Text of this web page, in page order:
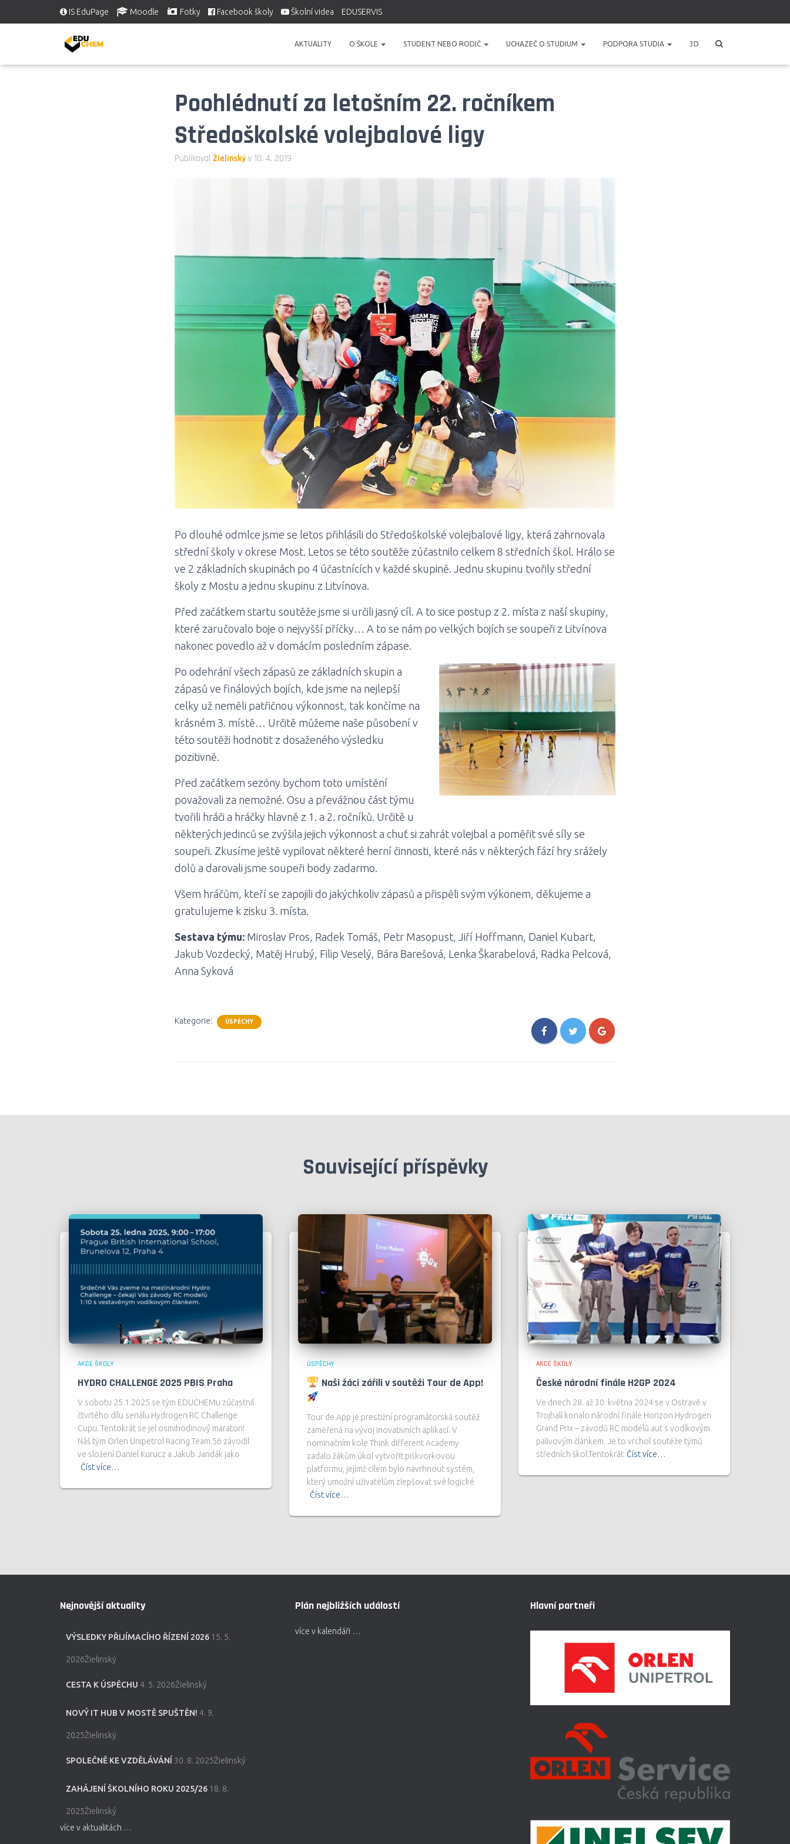
IS EduPage Moodle Fotky Facebook školy Školní videa EDUSERVIS
AKTUALITY O ŠKOLE STUDENT NEBO RODIČ UCHAZEČ O STUDIUM PODPORA STUDIA 3D
Poohlédnutí za letošním 22. ročníkem
Středoškolské volejbalové ligy
Publikoval Žielinský v 10. 4. 2019
Po dlouhé odmlce jsme se letos přihlásili do Středoškolské volejbalové ligy, která zahrnovala
střední školy v okrese Most. Letos se této soutěže zúčastnilo celkem 8 středních škol. Hrálo se
ve 2 základních skupinách po 4 účastnících v každé skupině. Jednu skupinu tvořily střední
školy z Mostu a jednu skupinu z Litvínova.
Před začátkem startu soutěže jsme si určili jasný cíl. A to sice postup z 2. místa z naší skupiny,
které zaručovalo boje o nejvyšší příčky… A to se nám po velkých bojích se soupeři z Litvínova
nakonec povedlo až v domácím posledním zápase.
Po odehrání všech zápasů ze základních skupin a
zápasů ve finálových bojích, kde jsme na nejlepší
celky už neměli patřičnou výkonnost, tak končíme na
krásném 3. místě… Určitě můžeme naše působení v
této soutěži hodnotit z dosaženého výsledku
pozitivně.
Před začátkem sezóny bychom toto umístění
považovali za nemožné. Osu a převážnou část týmu
tvořili hráči a hráčky hlavně z 1. a 2. ročníků. Určitě u
některých jedinců se zvýšila jejich výkonnost a chuť si zahrát volejbal a poměřit své síly se
soupeři. Zkusíme ještě vypilovat některé herní činnosti, které nás v některých fází hry srážely
dolů a darovali jsme soupeři body zadarmo.
Všem hráčům, kteří se zapojili do jakýchkoliv zápasů a přispěli svým výkonem, děkujeme a
gratulujeme k zisku 3. místa.
Sestava týmu: Miroslav Pros, Radek Tomáš, Petr Masopust, Jiří Hoffmann, Daniel Kubart,
Jakub Vozdecký, Matěj Hrubý, Filip Veselý, Bára Barešová, Lenka Škarabelová, Radka Pelcová,
Anna Syková
Kategorie: ÚSPĚCHY
Související příspěvky
AKCE ŠKOLY
HYDRO CHALLENGE 2025 PBIS Praha
V sobotu 25.1.2025 se tým EDUCHEMu zúčastnil
čtvrtého dílu seriálu Hydrogen RC Challenge
Cupu. Tentokrát se jel osmihodinový maraton!
Náš tým Orlen Unipetrol Racing Team 56 závodil
ve složení Daniel Kurucz a Jakub Jandák jako
Číst více…
ÚSPĚCHY
Naši žáci zářili v soutěži Tour de App!
Tour de App je prestižní programátorská soutěž
zaměřená na vývoj inovativních aplikací. V
nominačním kole Think different Academy
zadalo žákům úkol vytvořit piškvorkovou
platformu, jejímž cílem bylo navrhnout systém,
který umožní uživatelům zlepšovat své logické
Číst více…
AKCE ŠKOLY
České národní finále H2GP 2024
Ve dnech 28. až 30. května 2024 se v Ostravě v
Trojhalí konalo národní finále Horizon Hydrogen
Grand Prix – závodů RC modelů aut s vodíkovým
palivovým článkem. Je to vrchol soutěže týmů
středních škol.Tentokrát Číst více…
Nejnovější aktuality
VÝSLEDKY PŘIJÍMACÍHO ŘÍZENÍ 2026 15. 5.
2026Žielinský
CESTA K ÚSPĚCHU 4. 5. 2026Žielinský
NOVÝ IT HUB V MOSTĚ SPUŠTĚN! 4. 9.
2025Žielinský
SPOLEČNĚ KE VZDĚLÁVÁNÍ 30. 8. 2025Žielinský
ZAHÁJENÍ ŠKOLNÍHO ROKU 2025/26 18. 8.
2025Žielinský
více v aktualitách …
Plán nejbližších událostí
více v kalendáři …
Hlavní partneři